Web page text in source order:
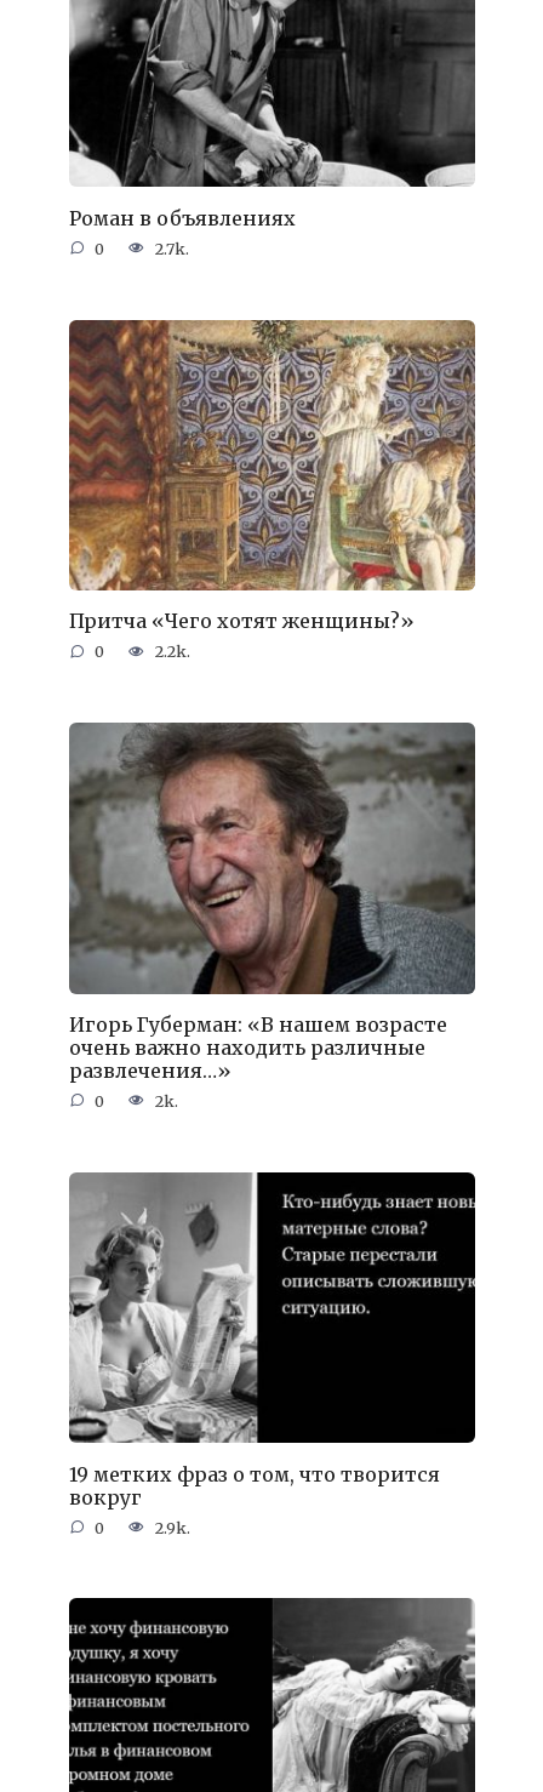
Роман в объявлениях
0 2.7k.
Притча «Чего хотят женщины?»
0 2.2k.
Игорь Губерман: «В нашем возрасте
очень важно находить различные
развлечения…»
0 2k.
19 метких фраз о том, что творится
вокруг
0 2.9k.